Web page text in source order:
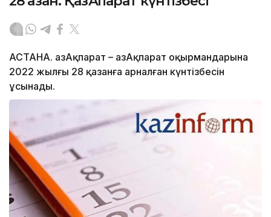
АСТАНА. ҚазАқпарат – ҚазАқпарат оқырмандарына
2022 жылғы 28 қазанға арналған күнтізбесін
ұсынады.